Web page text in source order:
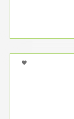
Kontaktieren
möblieren wir
Räume